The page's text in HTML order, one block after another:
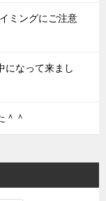
ミングにご注意
になって来まし
＾＾